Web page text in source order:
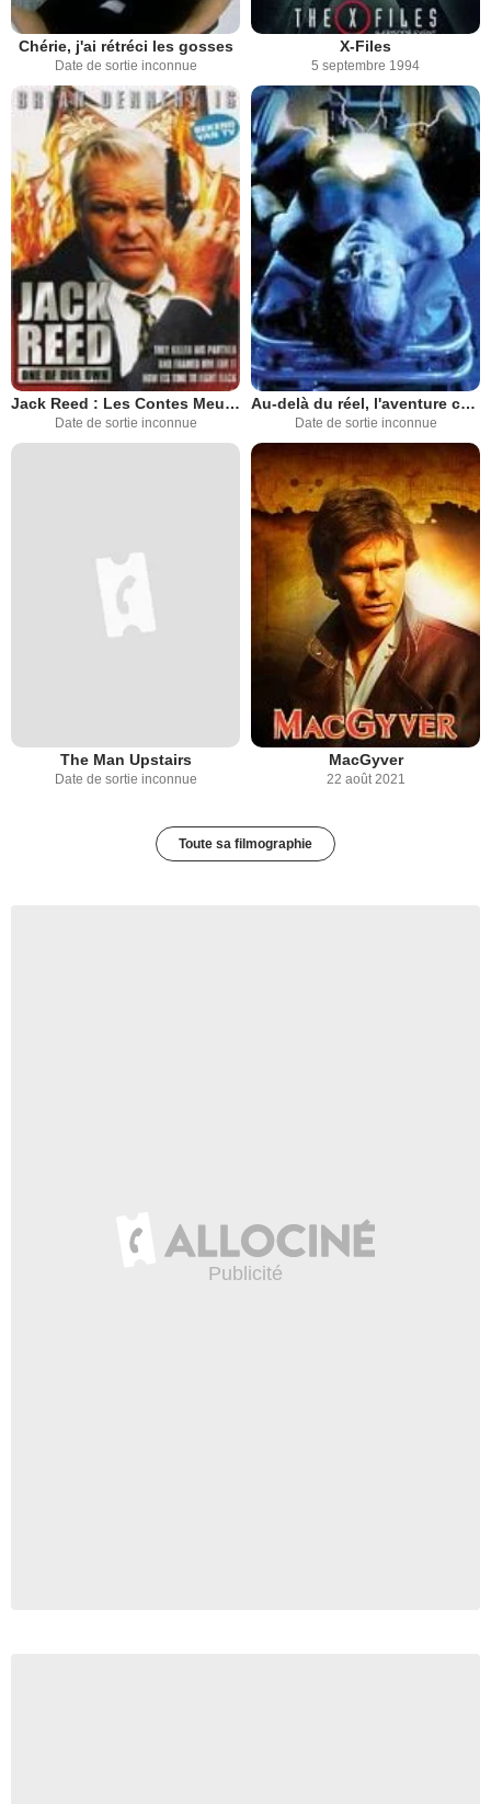
Chérie, j'ai rétréci les gosses
Date de sortie inconnue
X-Files
5 septembre 1994
Jack Reed : Les Contes Meurtriers
Date de sortie inconnue
Au-delà du réel, l'aventure continue
Date de sortie inconnue
The Man Upstairs
Date de sortie inconnue
MacGyver
22 août 2021
Toute sa filmographie